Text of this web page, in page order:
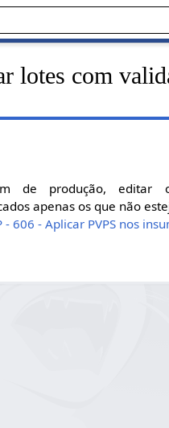
lotes com
de produção, editar
apenas os que não
- 606 - Aplicar PVPS nos